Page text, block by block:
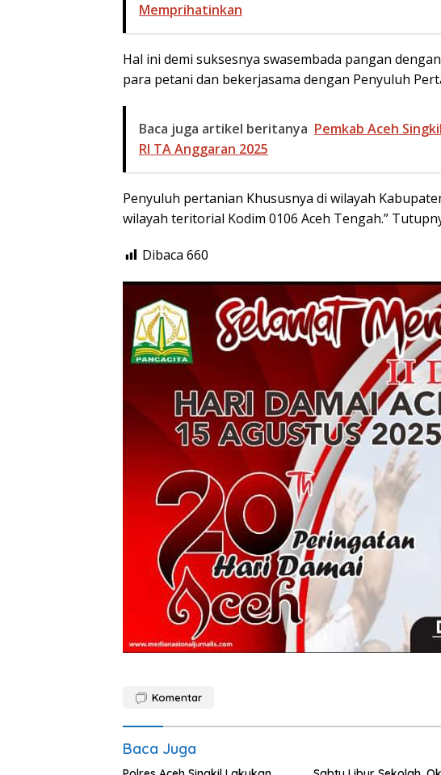
Memprihatinkan
Hal ini demi suksesnya swasembada pangan
para petani dan bekerjasama dengan Penyuluh
Baca juga artikel beritanya Pemkab Aceh
RI TA Anggaran 2025
Penyuluh pertanian Khususnya di wilayah
wilayah teritorial Kodim 0106 Aceh Tengah.”
Dibaca 660
Komentar
Baca Juga